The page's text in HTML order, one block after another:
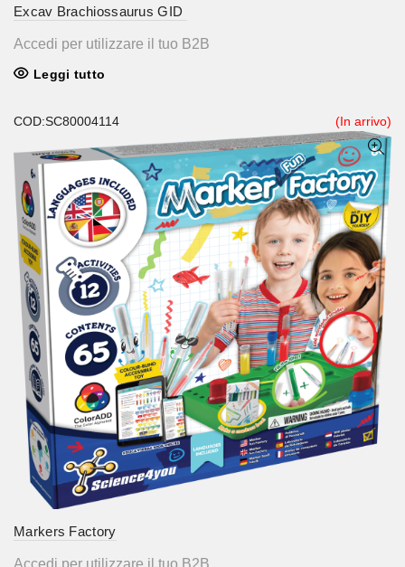
Excav Brachiossaurus GID
Accedi per utilizzare il tuo B2B
Leggi tutto
COD:SC80004114 (In arrivo)
Markers Factory
Accedi per utilizzare il tuo B2B